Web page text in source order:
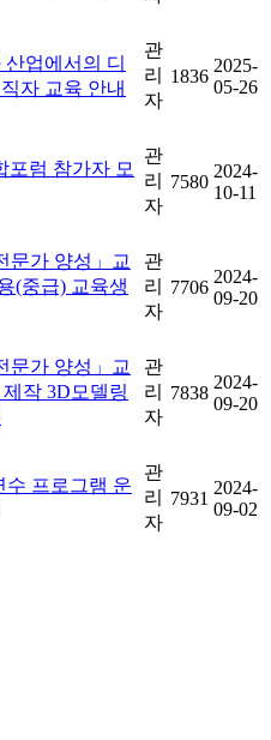
업에서의 디
자 교육 안내
관
리
자
1836
2025-
05-26
포럼 참가자 모
관
리
자
7580
2024-
10-11
문가 양성」교
(중급) 교육생
관
리
자
7706
2024-
09-20
문가 양성」교
작 3D모델링
관
리
자
7838
2024-
09-20
수 프로그램 운
관
리
자
7931
2024-
09-02